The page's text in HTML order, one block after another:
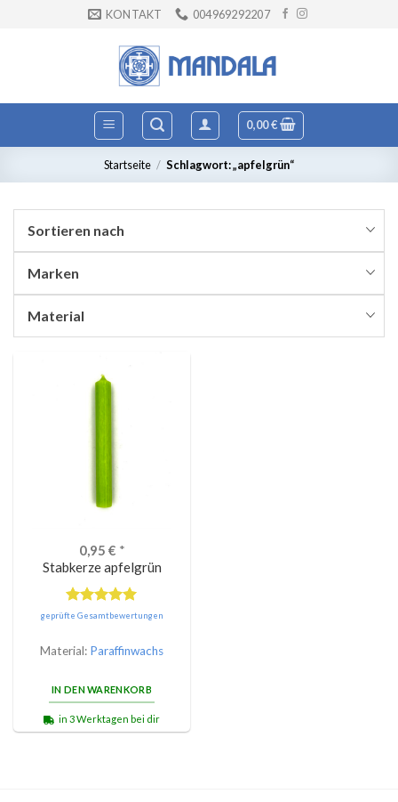
KONTAKT 004969292207
0,00€
Startseite / Schlagwort: „apfelgrün“
Sortieren nach
Marken
Material
0,95 € *
Stabkerze apfelgrün
Bewertet
von 5
geprüfte Gesamtbewertungen
Material: Paraffinwachs
IN DEN WARENKORB
in 3 Werktagen bei dir